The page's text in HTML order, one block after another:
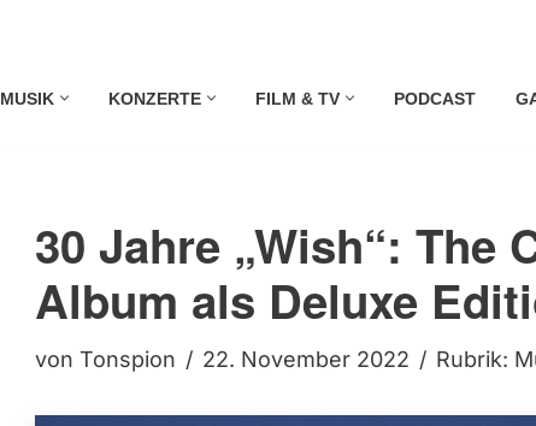
MUSIK KONZERTE FILM & TV PODCAST
30 Jahre „Wish“: The
Album als Deluxe
vonTonspion 22. November 2022 Rubrik: